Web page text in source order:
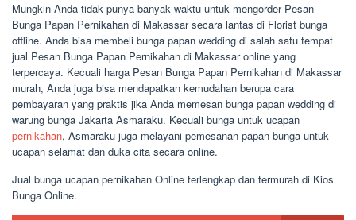
Mungkin Anda tidak punya banyak waktu untuk mengorder Pesan
Bunga Papan Pernikahan di Makassar secara lantas di Florist bunga
offline. Anda bisa membeli bunga papan wedding di salah satu tempat
jual Pesan Bunga Papan Pernikahan di Makassar online yang
terpercaya. Kecuali harga Pesan Bunga Papan Pernikahan di Makassar
murah, Anda juga bisa mendapatkan kemudahan berupa cara
pembayaran yang praktis jika Anda memesan bunga papan wedding di
warung bunga Jakarta Asmaraku. Kecuali bunga untuk ucapan
pernikahan, Asmaraku juga melayani pemesanan papan bunga untuk
ucapan selamat dan duka cita secara online.
Jual bunga ucapan pernikahan Online terlengkap dan termurah di Kios
Bunga Online.